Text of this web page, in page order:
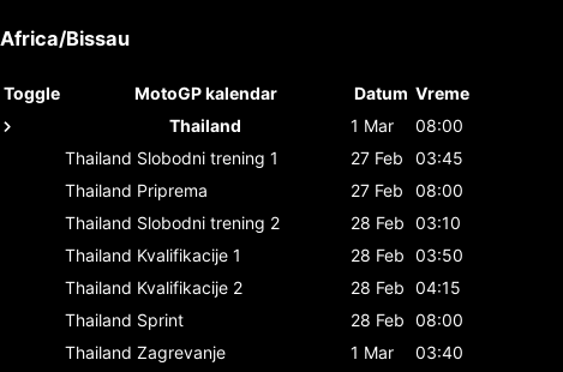
Africa/Bissau
Toggle MotoGP kalendar Datum Vreme
Thailand
1 Mar
08:00
Thailand Slobodni trening 1 27 Feb
03:45
Thailand Priprema 27 Feb
08:00
Thailand Slobodni trening 2 28 Feb 03:10
Thailand Kvalifikacije 1 28 Feb 03:50
Thailand Kvalifikacije 2 28 Feb 04:15
Thailand Sprint 28 Feb 08:00
Thailand Zagrevanje 1 Mar
03:40